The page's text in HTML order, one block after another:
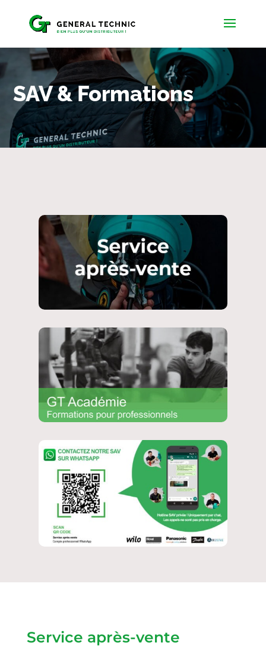
SAV & Formations
Service après-vente